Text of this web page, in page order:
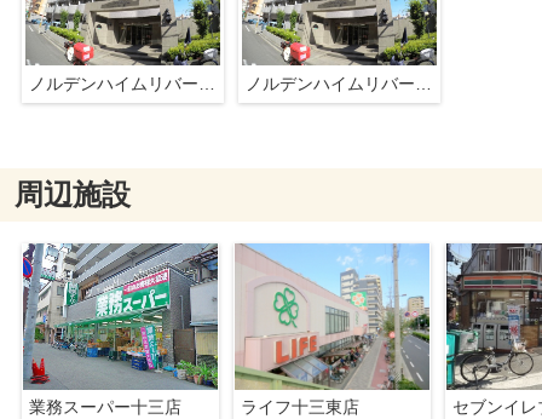
周辺施設
業務スーパー十三店
ライフ十三東店